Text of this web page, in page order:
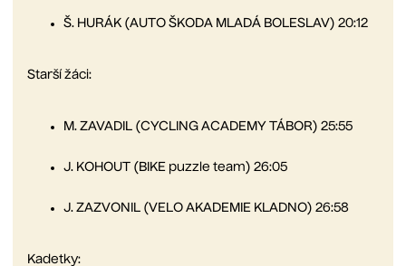
Š. HURÁK (AUTO ŠKODA MLADÁ BOLESLAV) 20:12
Starší žáci:
M. ZAVADIL (CYCLING ACADEMY TÁBOR) 25:55
J. KOHOUT (BIKE puzzle team) 26:05
J. ZAZVONIL (VELO AKADEMIE KLADNO) 26:58
Kadetky: